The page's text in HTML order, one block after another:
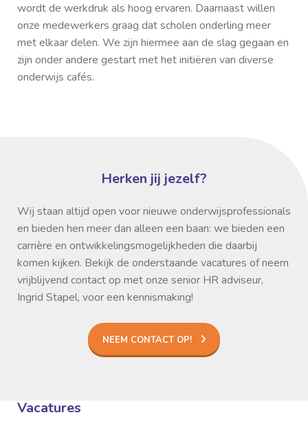
wordt de werkdruk als hoog ervaren. Daarnaast willen
onze medewerkers graag dat scholen onderling meer
met elkaar delen. We zijn hiermee aan de slag gegaan en
zijn onder andere gestart met het initiëren van diverse
onderwijs cafés.
Herken jij jezelf?
Wij staan altijd open voor nieuwe onderwijsprofessionals
en bieden hen meer dan alleen een baan: we bieden een
carrière en ontwikkelingsmogelijkheden die daarbij
komen kijken. Bekijk de onderstaande vacatures of neem
vrijblijvend contact op met onze senior HR adviseur,
Ingrid Stapel, voor een kennismaking!
NEEM CONTACT OP!
Vacatures